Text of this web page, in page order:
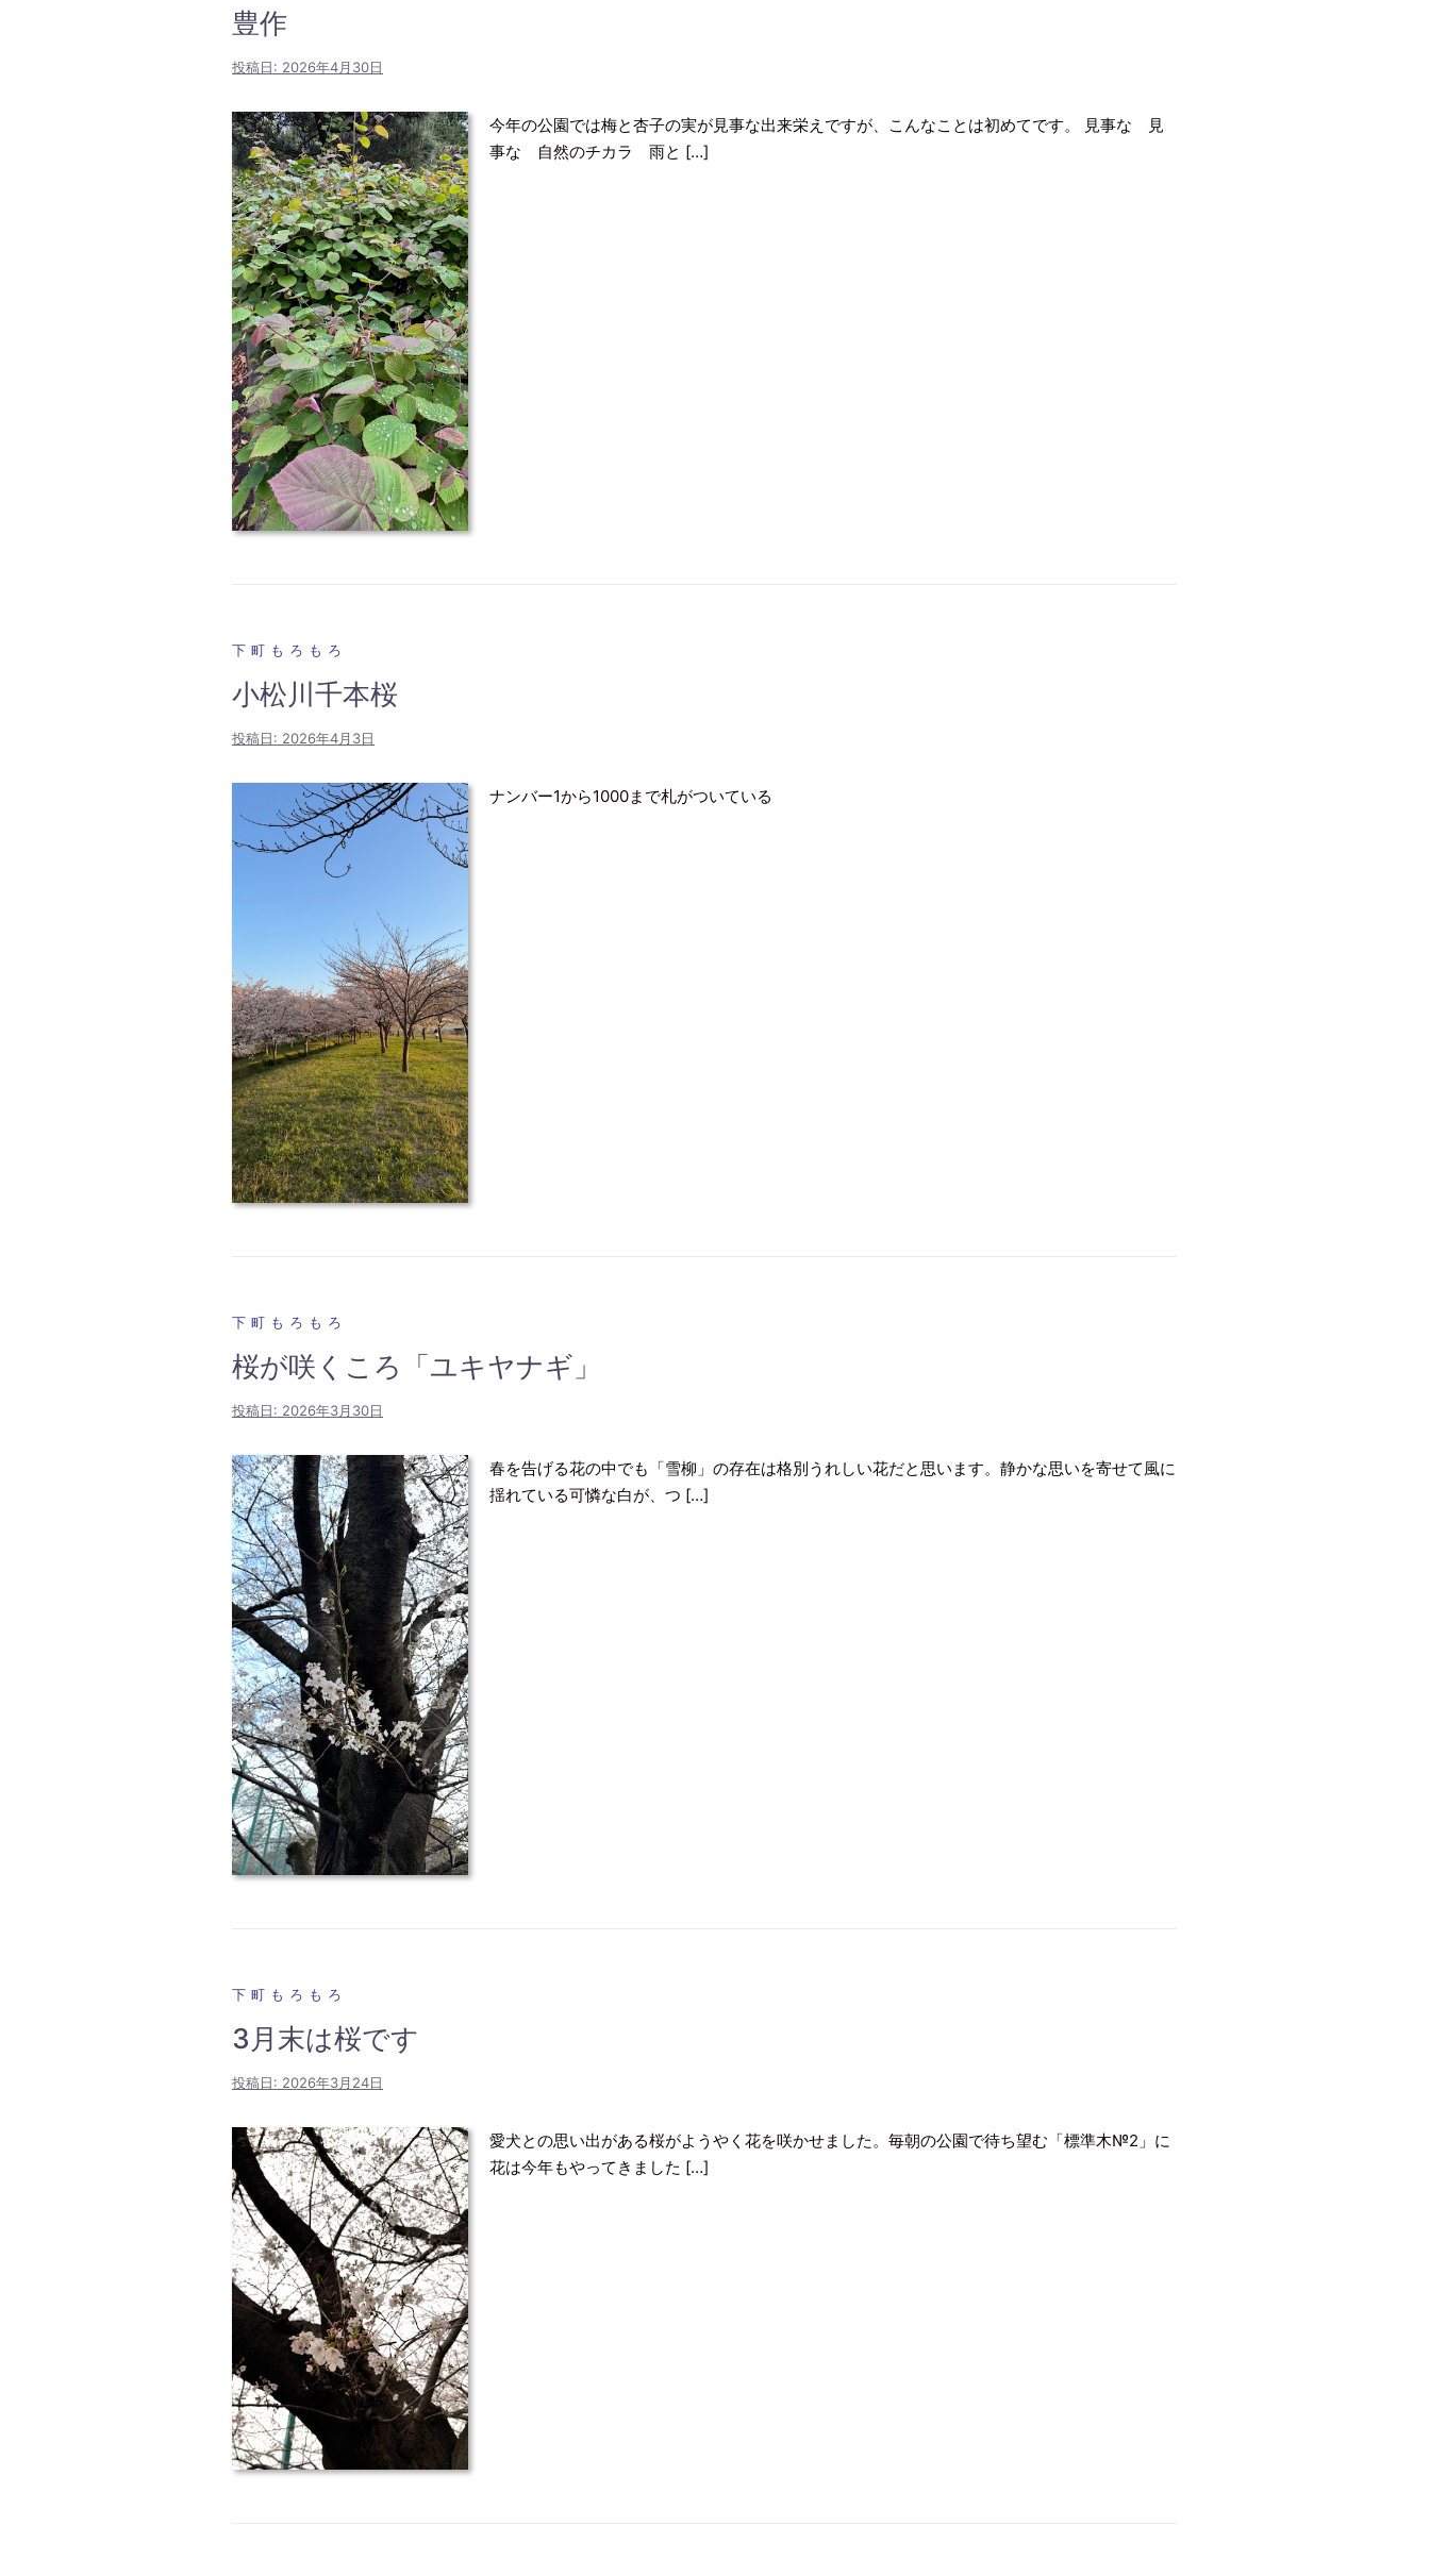
豊作
投稿日: 2026年4月30日
今年の公園では梅と杏子の実が見事な出来栄えですが、こんなことは初めてです。 見事な 見
事な 自然のチカラ 雨と […]
下町もろもろ
小松川千本桜
投稿日: 2026年4月3日
ナンバー1から1000まで札がついている
下町もろもろ
桜が咲くころ「ユキヤナギ」
投稿日: 2026年3月30日
春を告げる花の中でも「雪柳」の存在は格別うれしい花だと思います。静かな思いを寄せて風に
揺れている可憐な白が、つ […]
下町もろもろ
3月末は桜です
投稿日: 2026年3月24日
愛犬との思い出がある桜がようやく花を咲かせました。毎朝の公園で待ち望む「標準木№2」に
花は今年もやってきました […]